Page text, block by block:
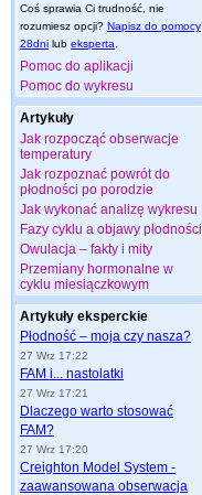
Coś sprawia Ci trudność, nie
rozumiesz opcji? Napisz do pomocy
28dni lub eksperta
Pomoc do aplikacji
Pomoc do wykresu
Artykuły
Jak rozpocząć obserwacje
temperatury
Jak rozpoznać powrót do
płodności po porodzie
Jak wykonać analizę wykresu
Fazy cyklu a objawy płodności
Owulacja – fakty i mity
Przemiany hormonalne w
cyklu miesiączkowym
Artykuły eksperckie
Płodność – moja czy nasza?
27 Wrz 17:22
FAM i... nastolatki
27 Wrz 17:21
Dlaczego warto stosować
FAM?
27 Wrz 17:20
Creighton Model System -
zaawansowana obserwacja